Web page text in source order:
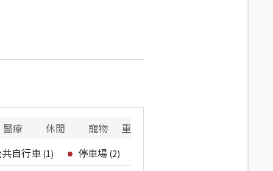
醫療 休閒 寵物
重要設施
自行車(1) 停車場 (2)